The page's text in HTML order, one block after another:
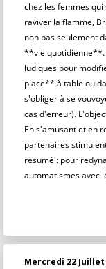
chez les femmes
raviver la flamme,
non pas seulement
**vie quotidienne**.
ludiques pour
place** à table ou
s'obliger à se
cas d'erreur).
En s'amusant et en
partenaires
résumé : pour
automatismes avec
Mercredi 22 Juillet